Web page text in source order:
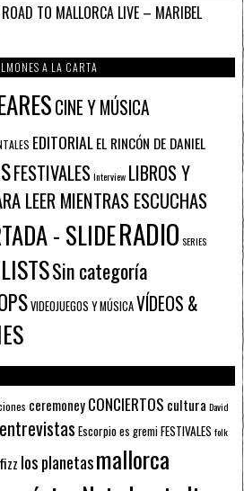
TO MALLORCA LIVE – MARIBEL
A LA CARTA
CINE Y MÚSICA
EDITORIALEL RINCÓN DE DANIEL
FESTIVALESInterview LIBROS Y
LEER MIENTRAS ESCUCHAS
- SLIDERADIO SERIES
Sin categoría
VIDEOJUEGOS Y MÚSICAVÍDEOS &
ceremoneyCONCIERTOS cultura David
entrevistas Escorpioes gremiFESTIVALES folk
los planetasmallorca